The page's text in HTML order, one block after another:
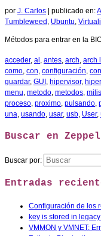
por J. Carlos publicado en:
Tumbleweed , Ubuntu,
Métodos para entrar en la
acceder, al , antes, arch, arch
como, con, configuración,
guardar, GUI , hipervisor,
menu, metodo, metodos,
proceso, proximo, pulsando,
una, usando, usar, usb, User,
Buscar en
Buscar por:
Entradas
Configuración de los
key is stored in
VMMON y VMNET: